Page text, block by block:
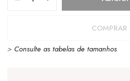
Washed
COMPRAR
> Consulte as tabelas de tamanhos